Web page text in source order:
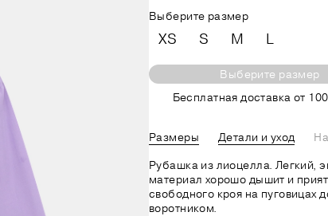
Выберите размер
XS S M L
Выберите размер
Бесплатная доставка от
Размеры Детали и уход
Рубашка из лиоцелла. Легкий,
материал хорошо дышит и
свободного кроя на пуговицах
воротником.